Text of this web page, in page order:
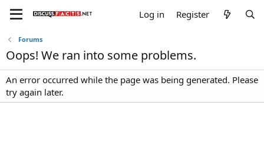
Log in Register
Forums
Oops! We ran into some problems.
An error occurred while the page was being generated. Please
try again later.